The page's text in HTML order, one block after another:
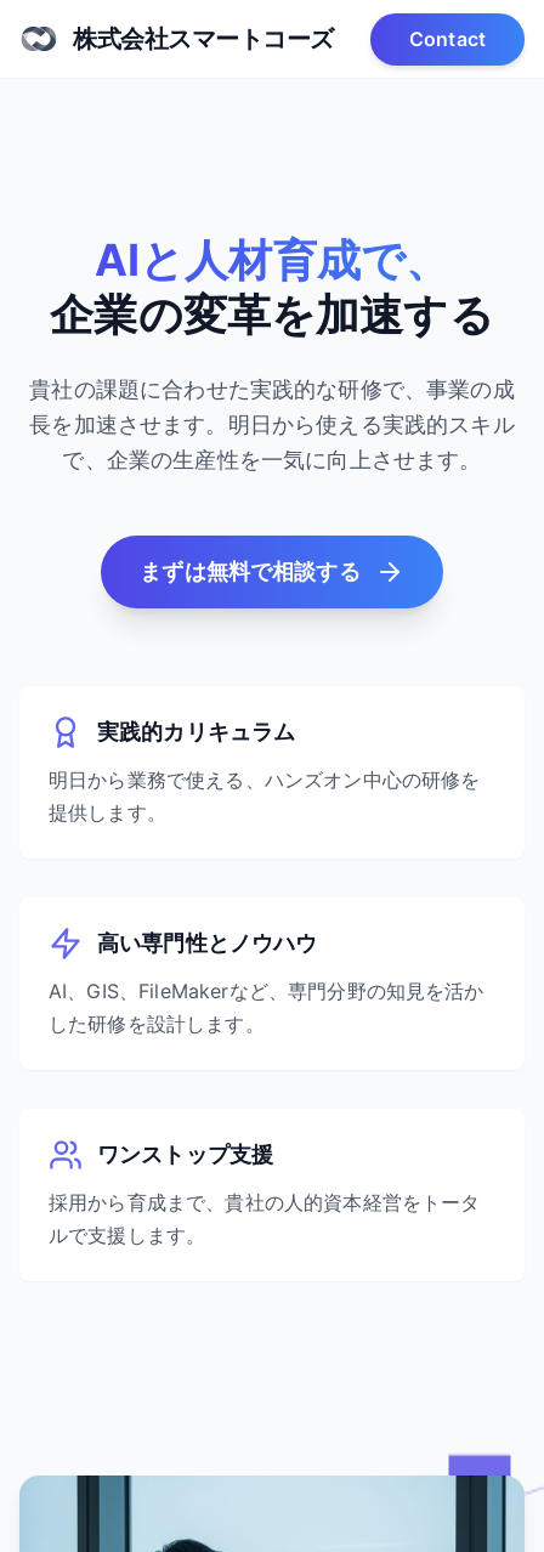
株式会社スマートコーズ Contact
AIと人材育成で、
企業の変革を加速する
貴社の課題に合わせた実践的な研修で、事業の成
長を加速させます。 明日から使える実践的スキル
で、企業の生産性を一気に向上させます。
まずは無料で相談する
実践的カリキュラム
明日から業務で使える、ハンズオン中心の研修を
提供します。
高い専門性とノウハウ
AI、GIS、FileMakerなど、専門分野の知見を活か
した研修を設計します。
ワンストップ支援
採用から育成まで、貴社の人的資本経営をトータ
ルで支援します。